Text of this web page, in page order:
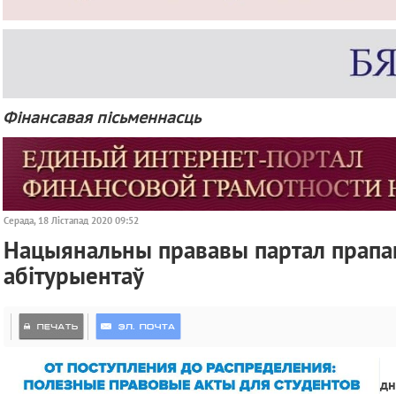
Фінансавая пісьменнасць
Серада, 18 Лістапад 2020 09:52
Нацыянальны прававы партал
абітурыентаў